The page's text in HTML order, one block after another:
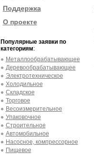
Поддержка
О проекте
Популярные заявки по
категориям:
Металлообрабатывающее
Деревообрабатывающее
Электротехническое
Холодильное
Складское
Торговое
Весоизмерительное
Упаковочное
Строительное
Автомобильное
Насосное, компрессорное
Пищевое